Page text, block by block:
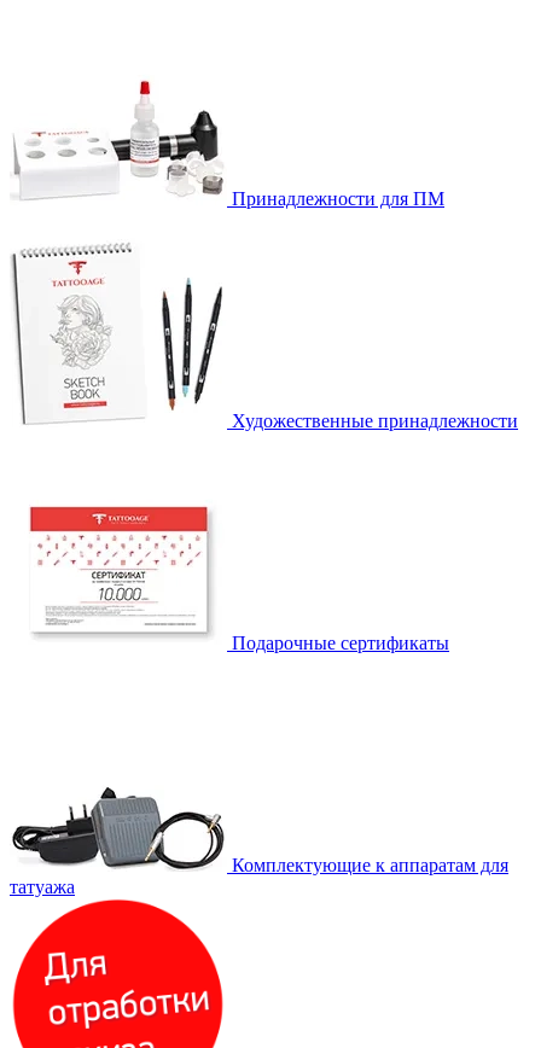
Принадлежности для ПМ
Художественные принадлежности
Подарочные сертификаты
Комплектующие к аппаратам для
татуажа